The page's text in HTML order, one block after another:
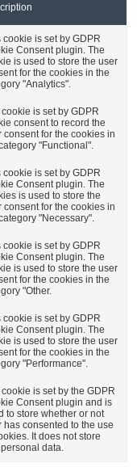
cookie is set by GDPR
Consent plugin. The
is used to store the user
for the cookies in the
"Analytics".
is set by GDPR
consent to record the
consent for the cookies in
"Functional".
cookie is set by GDPR
Consent plugin. The
is used to store the
consent for the cookies in
"Necessary".
cookie is set by GDPR
Consent plugin. The
is used to store the user
for the cookies in the
"Other.
cookie is set by GDPR
Consent plugin. The
is used to store the user
for the cookies in the
"Performance".
is set by the GDPR
Consent plugin and is
to store whether or not
has consented to the use
It does not store
data.